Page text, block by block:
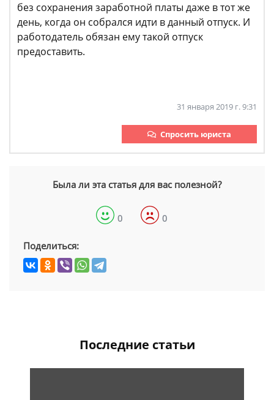
без сохранения заработной платы даже в тот же
день, когда он собрался идти в данный отпуск. И
работодатель обязан ему такой отпуск
предоставить.
31 января 2019 г. 9:31
Спросить юриста
Была ли эта статья для вас полезной?
0 0
Поделиться:
Последние статьи